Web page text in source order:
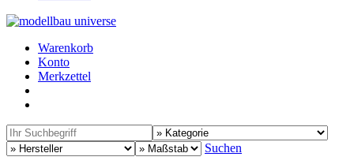
Warenkorb
Konto
Merkzettel
Suchen